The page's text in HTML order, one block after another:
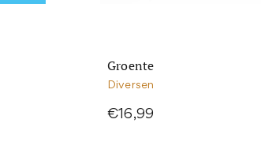
Groente
Diversen
€16,99